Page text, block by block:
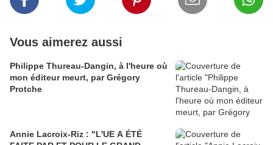
Vous aimerez aussi
Philippe Thureau-Dangin, à l'heure où
mon éditeur meurt, par Grégory
Protche
Annie Lacroix-Riz : "L'UE A ÉTÉ